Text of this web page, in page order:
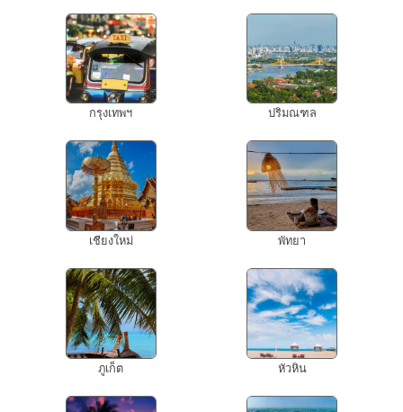
กรุงเทพฯ ปริมณฑล
เชียงใหม่ พัทยา
ภูเก็ต หัวหิน